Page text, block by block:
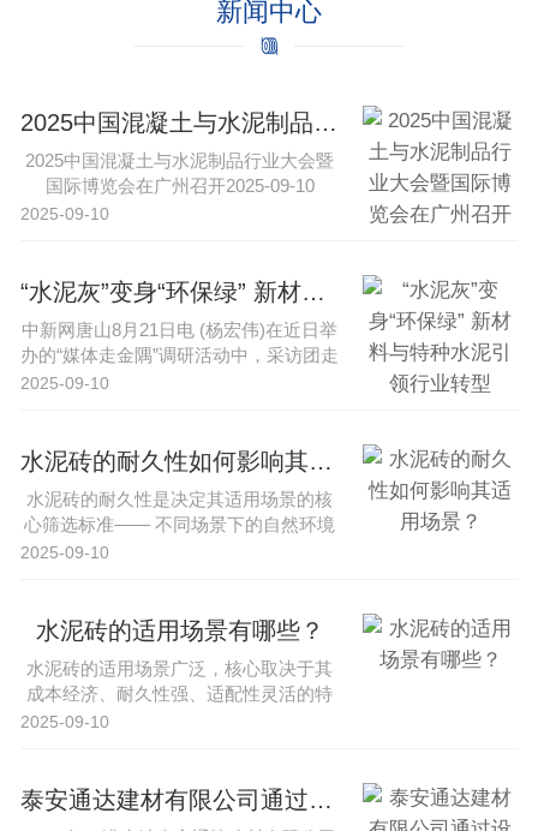
新闻中心
2025中国混凝土与水泥制品行业大会暨国际博览会在广州召开
2025中国混凝土与水泥制品行业大会暨
国际博览会在广州召开2025-09-10
2025-09-10
“水泥灰”变身“环保绿” 新材料与特种水泥引领行业转型
中新网唐山8月21日电 (杨宏伟)在近日举
办的“媒体走金隅”调研活动中，采访团走
进内蒙古锡林郭勒盟、···
2025-09-10
水泥砖的耐久性如何影响其适用场景？
水泥砖的耐久性是决定其适用场景的核
心筛选标准—— 不同场景下的自然环境
（温湿度、酸碱、风雨侵蚀）、使···
2025-09-10
水泥砖的适用场景有哪些？
水泥砖的适用场景广泛，核心取决于其
成本经济、耐久性强、适配性灵活的特
性，同时需结合不同场景对材料性能···
2025-09-10
泰安通达建材有限公司通过设备升级提升水泥砖生产效率